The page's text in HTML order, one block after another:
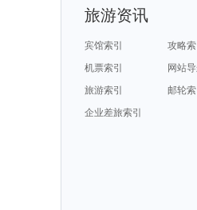
旅游资讯
宾馆索引
攻略索
机票索引
网站
旅游索引
邮轮索
企业差旅索引